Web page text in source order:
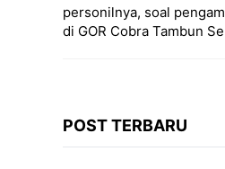
personilnya, soal
di GOR Cobra Tambun
POST TERBARU